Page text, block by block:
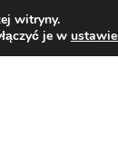
witryny.
je w